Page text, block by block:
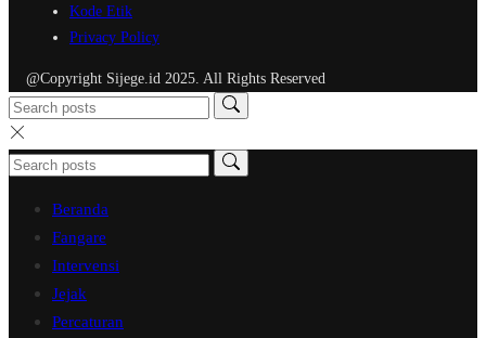
Kode Etik
Privacy Policy
@Copyright Sijege.id 2025. All Rights Reserved
Beranda
Fangare
Intervensi
Jejak
Percaturan